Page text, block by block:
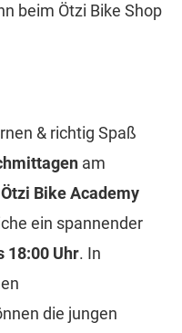
beim Ötzi Bike Shop
& richtig Spaß
am
Ötzi Bike Academy
ein spannender
18:00 Uhr. In
die jungen